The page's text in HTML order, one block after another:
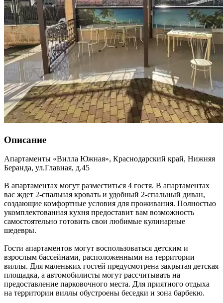
Описание
Апартаменты «Вилла Южная», Краснодарский край, Нижняя
Беранда, ул.Главная, д.45
В апартаментах могут разместиться 4 гостя. В апартаментах
вас ждет 2-спальная кровать и удобный 2-спальный диван,
создающие комфортные условия для проживания. Полностью
укомплектованная кухня предоставит вам возможность
самостоятельно готовить свои любимые кулинарные
шедевры.
Гости апартаментов могут воспользоваться детским и
взрослым бассейнами, расположенными на территории
виллы. Для маленьких гостей предусмотрена закрытая детская
площадка, а автомобилисты могут рассчитывать на
предоставление парковочного места. Для приятного отдыха
на территории виллы обустроены беседки и зона барбекю.